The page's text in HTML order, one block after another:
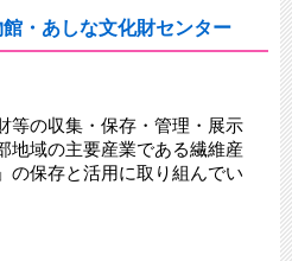
・あしな文化財センター
等の収集・保存・管理・展示
地域の主要産業である繊維産
の保存と活用に取り組んでい